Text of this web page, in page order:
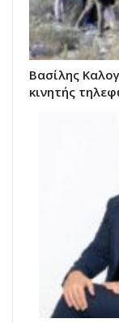
Βασίλης
κινητής